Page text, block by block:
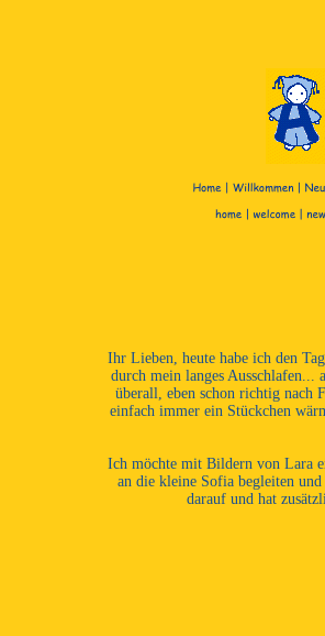
Ihr Lieben, heute habe ich den
durch mein langes Ausschlafen...
überall, eben schon richtig nach
einfach immer ein Stückchen
Ich möchte mit Bildern von Lara
an die kleine Sofia begleiten
darauf und hat